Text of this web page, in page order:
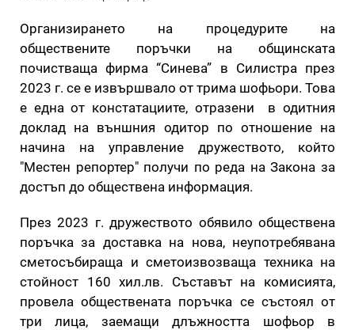
Организирането на процедурите на
обществените поръчки на общинската
почистваща фирма “Синева” в Силистра през
2023 г. се е извършвало от трима шофьори. Това
е една от констатациите, отразени в одитния
доклад на външния одитор по отношение на
начина на управление дружеството, който
"Местен репортер" получи по реда на Закона за
достъп до обществена информация.
През 2023 г. дружеството обявило обществена
поръчка за доставка на нова, неупотребявана
сметосъбираща и сметоизвозваща техника на
стойност 160 хил.лв. Съставът на комисията,
провела обществената поръчка се състоял от
три лица, заемащи длъжността шофьор в